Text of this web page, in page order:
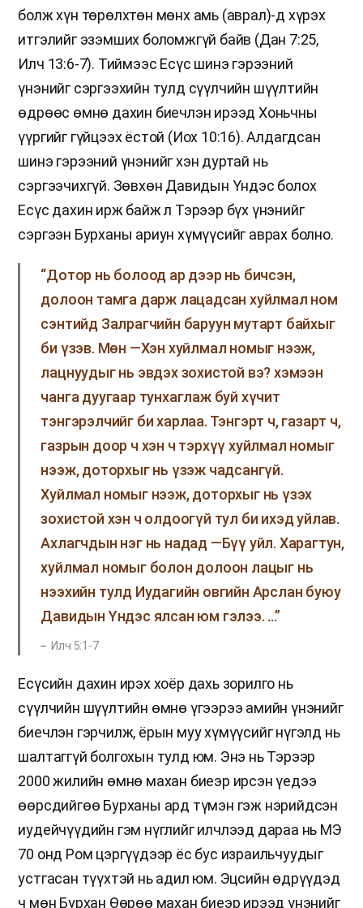
болж хүн төрөлхтөн мөнх амь (аврал)-д хүрэх
итгэлийг эзэмших боломжгүй байв (Дан 7:25,
Илч 13:6-7). Тиймээс Есүс шинэ гэрээний
үнэнийг сэргээхийн тулд сүүлчийн шүүлтийн
өдрөөс өмнө дахин биечлэн ирээд Хоньчны
үүргийг гүйцээх ёстой (Иох 10:16). Алдагдсан
шинэ гэрээний үнэнийг хэн дуртай нь
сэргээчихгүй. Зөвхөн Давидын Үндэс болох
Есүс дахин ирж байж л Тэрээр бүх үнэнийг
сэргээн Бурханы ариун хүмүүсийг аврах болно.
“Дотор нь болоод ар дээр нь бичсэн,
долоон тамга дарж лацадсан хуйлмал ном
сэнтийд Залрагчийн баруун мутарт байхыг
би үзэв. Мөн —Хэн хуйлмал номыг нээж,
лацнуудыг нь эвдэх зохистой вэ? хэмээн
чанга дуугаар тунхаглаж буй хүчит
тэнгэрэлчийг би харлаа. Тэнгэрт ч, газарт ч,
газрын доор ч хэн ч тэрхүү хуйлмал номыг
нээж, доторхыг нь үзэж чадсангүй.
Хуйлмал номыг нээж, доторхыг нь үзэх
зохистой хэн ч олдоогүй тул би ихэд уйлав.
Ахлагчдын нэг нь надад —Бүү уйл. Харагтун,
хуйлмал номыг болон долоон лацыг нь
нээхийн тулд Иудагийн овгийн Арслан буюу
Давидын Үндэс ялсан юм гэлээ. …”
Илч 5:1-7
Есүсийн дахин ирэх хоёр дахь зорилго нь
сүүлчийн шүүлтийн өмнө үгээрээ амийн үнэнийг
биечлэн гэрчилж, ёрын муу хүмүүсийг нүгэлд нь
шалтаггүй болгохын тулд юм. Энэ нь Тэрээр
2000 жилийн өмнө махан биеэр ирсэн үедээ
өөрсдийгөө Бурханы ард түмэн гэж нэрийдсэн
иудейчүүдийн гэм нүглийг илчлээд дараа нь МЭ
70 онд Ром цэргүүдээр ёс бус израильчуудыг
устгасан түүхтэй нь адил юм. Эцсийн өдрүүдэд
ч мөн Бурхан Өөрөө махан биеэр ирээд үнэнийг